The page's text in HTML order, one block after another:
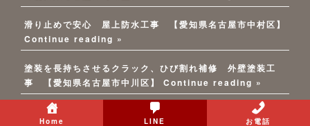
滑り止めで安心 屋上防水工事 【愛知県名古屋市中村区】
Continue reading »
塗装を長持ちさせるクラック、ひび割れ補修 外壁塗装工
事 【愛知県名古屋市中川区】
Continue reading »
このひと手間で外壁のひび割れ、雨漏り知らず！ ALC外
Home LINE お電話